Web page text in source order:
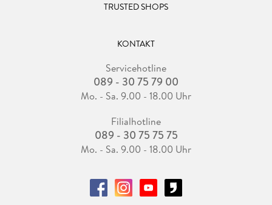
TRUSTED SHOPS
KONTAKT
Servicehotline
089 - 30 75 79 00
Mo. - Sa. 9.00 - 18.00 Uhr
Filialhotline
089 - 30 75 75 75
Mo. - Sa. 9.00 - 18.00 Uhr